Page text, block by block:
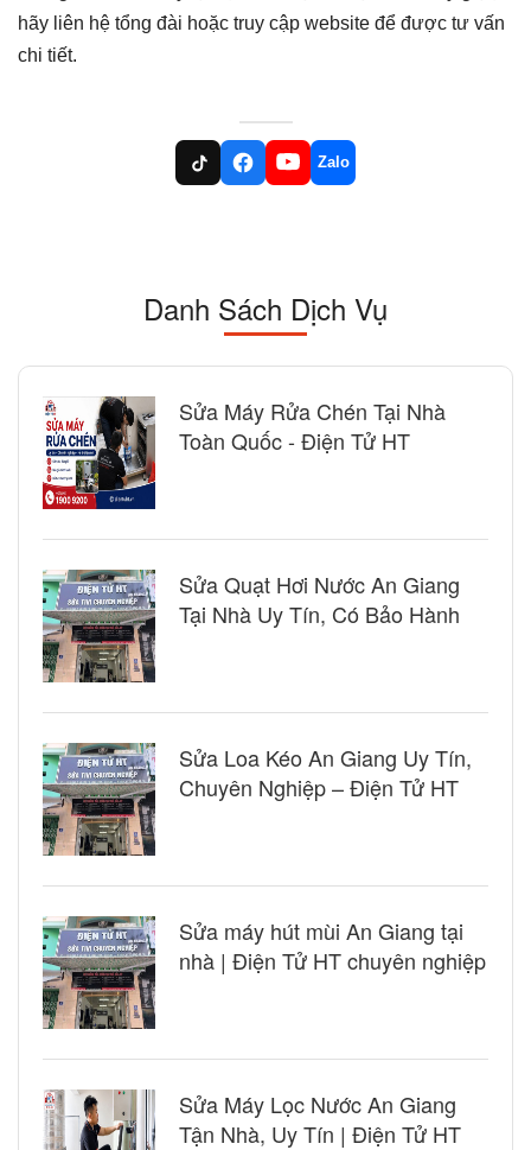
hãy liên hệ tổng đài hoặc truy cập website để được tư vấn
chi tiết.
Zalo
Danh Sách Dịch Vụ
Sửa Máy Rửa Chén Tại Nhà
Toàn Quốc - Điện Tử HT
Sửa Quạt Hơi Nước An Giang
Tại Nhà Uy Tín, Có Bảo Hành
Sửa Loa Kéo An Giang Uy Tín,
Chuyên Nghiệp – Điện Tử HT
Sửa máy hút mùi An Giang tại
nhà | Điện Tử HT chuyên nghiệp
Sửa Máy Lọc Nước An Giang
Tận Nhà, Uy Tín | Điện Tử HT